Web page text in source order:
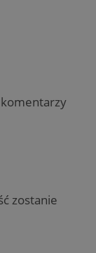
zostanie